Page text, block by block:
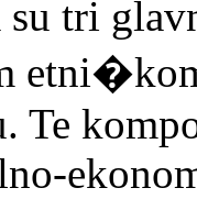
tri
Te